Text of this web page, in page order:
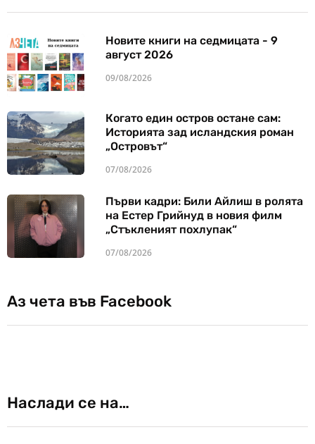
Новите книги на седмицата - 9
август 2026
09/08/2026
Когато един остров остане сам:
Историята зад исландския роман
„Островът“
07/08/2026
Първи кадри: Били Айлиш в ролята
на Естер Грийнуд в новия филм
„Стъкленият похлупак“
07/08/2026
Аз чета във Facebook
Наслади се на…